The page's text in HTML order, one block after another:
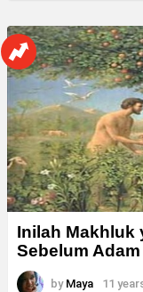
Inilah Makhluk
Sebelum
by Maya 11